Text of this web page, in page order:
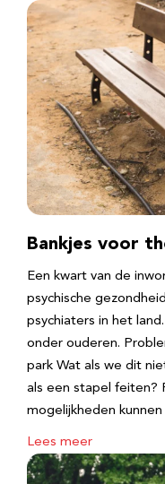
Bankjes voor
Een kwart van de
psychische
psychiaters in het
onder ouderen.
park Wat als we dit
als een stapel feiten?
mogelijkheden
Lees meer